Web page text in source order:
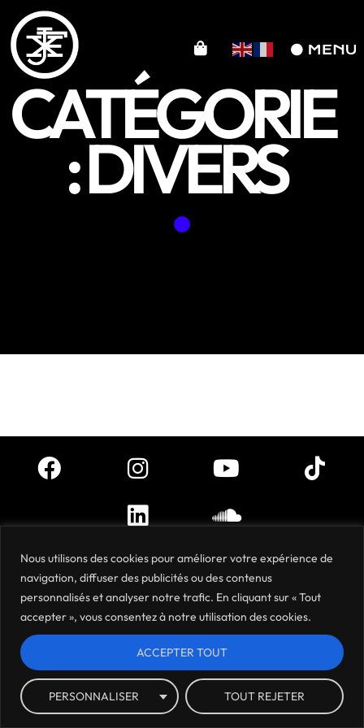
Nous utilisons des cookies pour améliorer votre expérience de
navigation, diffuser des publicités ou des contenus
personnalisés et analyser notre trafic. En cliquant sur « Tout
accepter », vous consentez à notre utilisation des cookies.
PERSONNALISER TOUT REJETER
ACCEPTER TOUT
CATÉGORIE
: DIVERS
Mentions légalesPolitique de confidentialitéOù nous trouver ?Archives